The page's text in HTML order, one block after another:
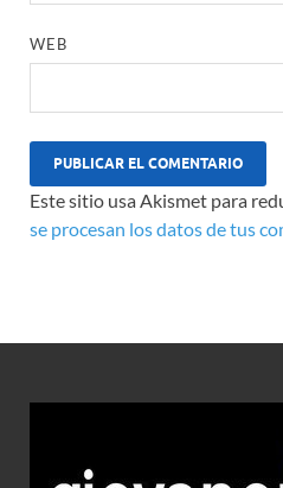
WEB
Este sitio usa Akismet para
se procesan los datos de tus